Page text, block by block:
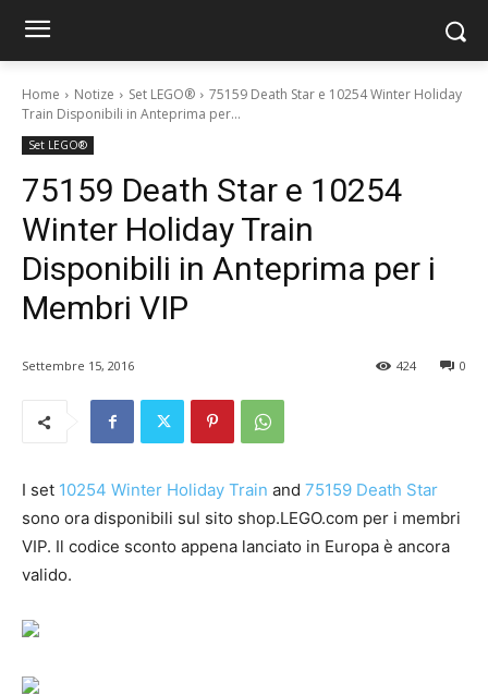
Home Notize Set LEGO®
75159 Death Star e 10254 Winter Holiday
Train Disponibili in Anteprima per...
Set LEGO®
75159 Death Star e 10254
Winter Holiday Train
Disponibili in Anteprima per i
Membri VIP
Settembre 15, 2016 0
424
I set 10254 Winter Holiday Train and 75159 Death Star
sono ora disponibili sul sito shop.LEGO.com per i membri
VIP. Il codice sconto appena lanciato in Europa è ancora
valido.